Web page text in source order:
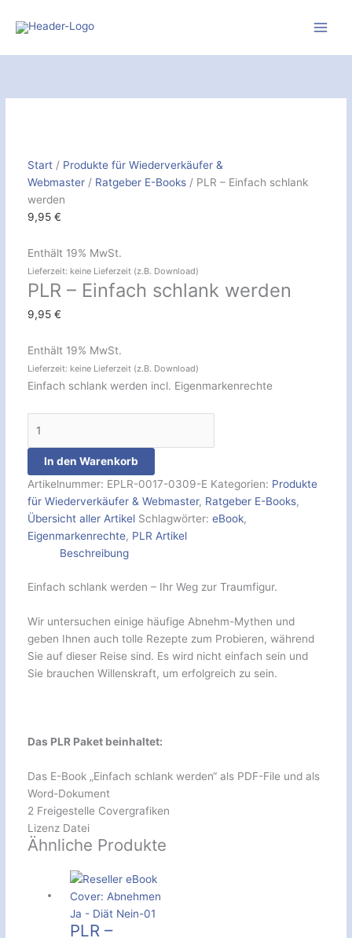
Inhalt
Start/ Produkte für Wiederverkäufer &
Webmaster/ Ratgeber E-Books/ PLR – Einfach schlank
werden
9,95 €
Enthält 19% MwSt.
Lieferzeit: keine Lieferzeit (z.B. Download)
PLR – Einfach schlank werden
9,95 €
Enthält 19% MwSt.
Lieferzeit: keine Lieferzeit (z.B. Download)
Einfach schlank werden incl. Eigenmarkenrechte
Einfach
Menge
In den Warenkorb
Artikelnummer: EPLR-0017-0309-E Kategorien: Produkte
für Wiederverkäufer & Webmaster, Ratgeber E-Books,
Übersicht aller Artikel Schlagwörter: eBook,
Eigenmarkenrechte, PLR Artikel
Beschreibung
Einfach schlank werden – Ihr Weg zur Traumfigur.
Wir untersuchen einige häufige Abnehm-Mythen und
geben Ihnen auch tolle Rezepte zum Probieren, während
Sie auf dieser Reise sind. Es wird nicht einfach sein und
Sie brauchen Willenskraft, um erfolgreich zu sein.
Das PLR Paket beinhaltet:
Das E-Book „Einfach schlank werden“ als PDF-File und als
Word-Dokument
2 Freigestelle Covergrafiken
Lizenz Datei
Ähnliche Produkte
PLR –